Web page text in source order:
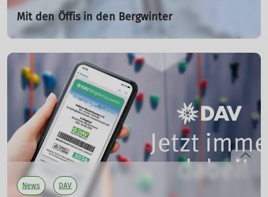
Mit den Öffis in den Bergwinter
Netzplan und Tourenziele 2026
Grenzenlos viele Möglichkeiten für klimaschonenden
Wintersport. Der neue Netzplan zeigt auf einen Blick das
riesige Angebot von Bahn & Bus für die nächste Tour mit
der liebsten Wintersportausrüstung. Das Beste: Mit den
Öffis sind Überschreitungen und Durchquerungen auch
in der kalten Jahreszeit wunderbar möglich.
mehr erfahren
News DAV